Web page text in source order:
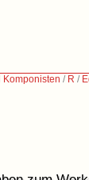
Komponisten / R /